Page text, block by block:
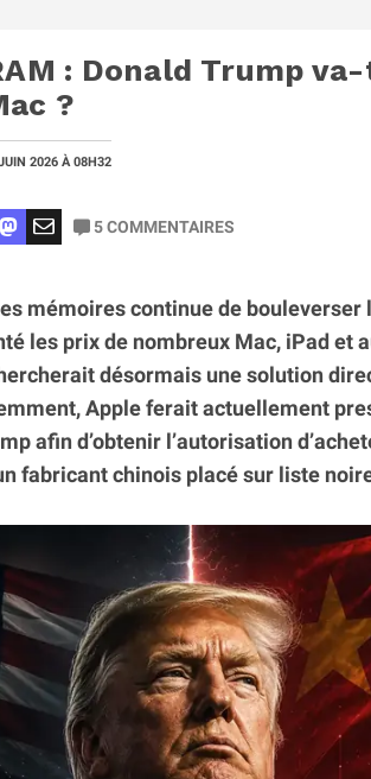
: Donald Trump
?
2026 À 08H32
5COMMENTAIRES
mémoires continue de bouleverser
les prix de nombreux Mac, iPad et
désormais une solution
Apple ferait actuellement
afin d’obtenir l’autorisation
fabricant chinois placé sur liste